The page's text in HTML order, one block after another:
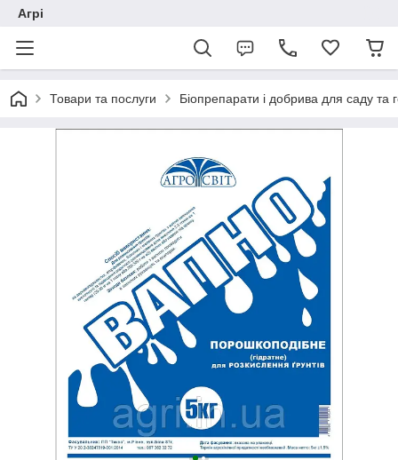
Агрі
Товари та послуги Біопрепарати і добрива для саду та